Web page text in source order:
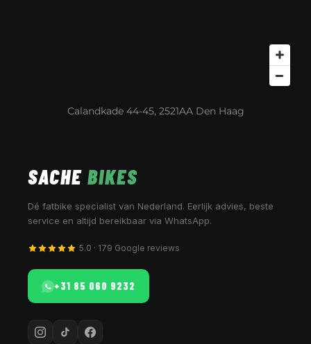
Calandkade 44-45, 2521AA Den Haag
SACHE BIKES
Dé fatbike specialist van Nederland. Eerlijk advies, beste
service en altijd bereikbaar via WhatsApp.
5.0 · 179 Google reviews
+31 85 060 9232